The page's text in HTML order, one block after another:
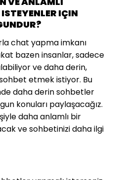
IÇIN
chat yapma imkanı
bazen insanlar, sadece
ve daha derin,
etmek istiyor. Bu
daha derin sohbetler
konuları paylaşacağız.
daha anlamlı bir
ve sohbetinizi daha ilgi